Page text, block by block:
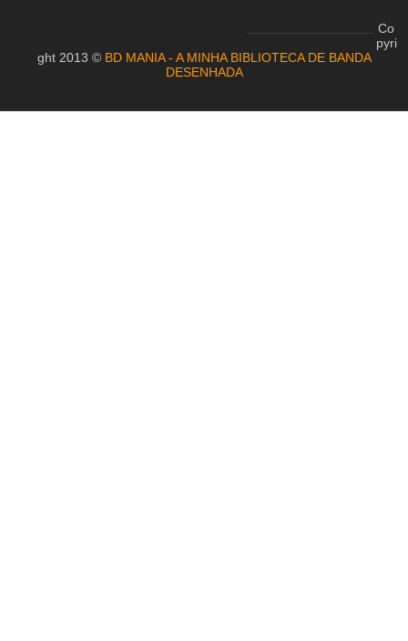
Co
pyri
ght 2013 © BD MANIA - A MINHA BIBLIOTECA DE BANDA
DESENHADA